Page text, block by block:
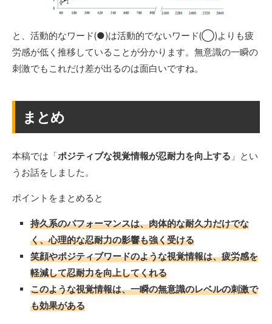
と、活動的なワード(●)は活動的でないワード(◯)よりも疲
労感が低く推移していることが分かります。無意識の一瞬の
刺激でもこれだけ差が出るのは面白いですね。
まとめ
本稿では「ポジティブな視覚情報が忍耐力を向上する 」とい
うお話をしました。
ポイントをまとめると
持久系のパフォーマンスは、肉体的な耐久力だけでな
く、心理的な忍耐力の影響も強く受ける
笑顔やポジティブワードのような視覚情報は、疲労感を
軽減して忍耐力を向上してくれる
このような視覚情報は、一瞬の無意識のレベルの刺激で
も効果がある